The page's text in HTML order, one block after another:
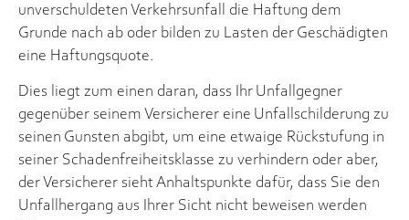
unverschuldeten Verkehrsunfall die Haftung dem
Grunde nach ab oder bilden zu Lasten der Geschädigten
eine Haftungsquote.
Dies liegt zum einen daran, dass Ihr Unfallgegner
gegenüber seinem Versicherer eine Unfallschilderung zu
seinen Gunsten abgibt, um eine etwaige Rückstufung in
seiner Schadenfreiheitsklasse zu verhindern oder aber,
der Versicherer sieht Anhaltspunkte dafür, dass Sie den
Unfallhergang aus Ihrer Sicht nicht beweisen werden